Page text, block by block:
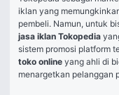
iklan yang
jasa iklan Tokopedia
sistem promosi platform
toko online yang ahli di
menargetkan pelanggan